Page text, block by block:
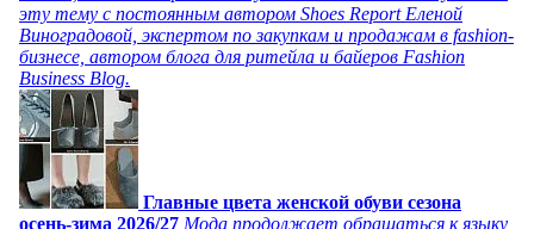
эту тему с постоянным автором Shoes Report Еленой
Виноградовой, экспертом по закупкам и продажам в fashion-
бизнесе, автором блога для ритейла и байеров Fashion
Business Blog.
Главные цвета женской обуви сезона
осень-зима 2026/27 Мода продолжает обращаться к языку